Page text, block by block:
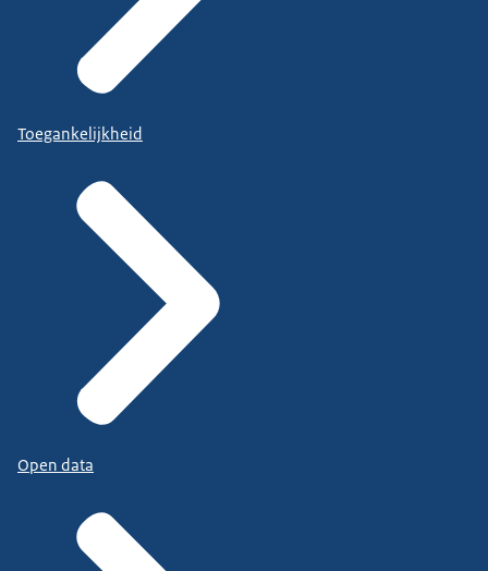
Toegankelijkheid
Open data